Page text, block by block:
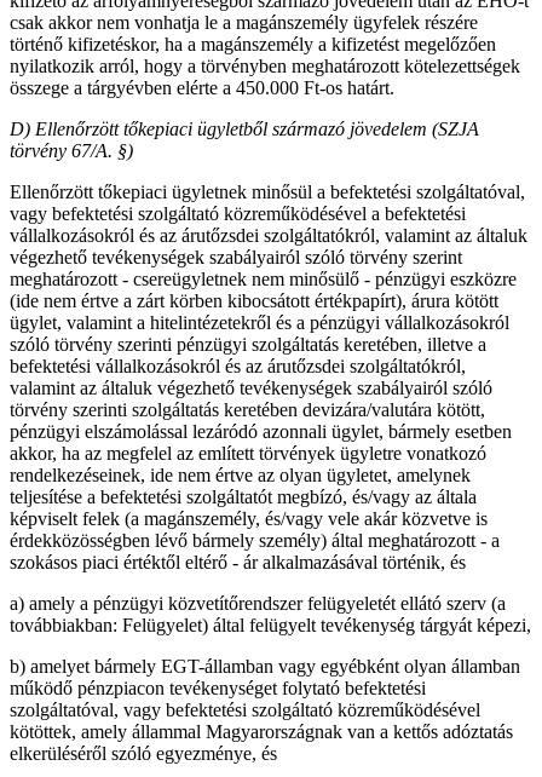
csak akkor nem vonhatja le a magánszemély ügyfelek részére
történő kifizetéskor, ha a magánszemély a kifizetést megelőzően
nyilatkozik arról, hogy a törvényben meghatározott kötelezettségek
összege a tárgyévben elérte a 450.000 Ft-os határt.
D) Ellenőrzött tőkepiaci ügyletből származó jövedelem (SZJA
törvény 67/A. §)
Ellenőrzött tőkepiaci ügyletnek minősül a befektetési szolgáltatóval,
vagy befektetési szolgáltató közreműködésével a befektetési
vállalkozásokról és az árutőzsdei szolgáltatókról, valamint az általuk
végezhető tevékenységek szabályairól szóló törvény szerint
meghatározott - csereügyletnek nem minősülő - pénzügyi eszközre
(ide nem értve a zárt körben kibocsátott értékpapírt), árura kötött
ügylet, valamint a hitelintézetekről és a pénzügyi vállalkozásokról
szóló törvény szerinti pénzügyi szolgáltatás keretében, illetve a
befektetési vállalkozásokról és az árutőzsdei szolgáltatókról,
valamint az általuk végezhető tevékenységek szabályairól szóló
törvény szerinti szolgáltatás keretében devizára/valutára kötött,
pénzügyi elszámolással lezáródó azonnali ügylet, bármely esetben
akkor, ha az megfelel az említett törvények ügyletre vonatkozó
rendelkezéseinek, ide nem értve az olyan ügyletet, amelynek
teljesítése a befektetési szolgáltatót megbízó, és/vagy az általa
képviselt felek (a magánszemély, és/vagy vele akár közvetve is
érdekközösségben lévő bármely személy) által meghatározott - a
szokásos piaci értéktől eltérő - ár alkalmazásával történik, és
a) amely a pénzügyi közvetítőrendszer felügyeletét ellátó szerv (a
továbbiakban: Felügyelet) által felügyelt tevékenység tárgyát képezi,
b) amelyet bármely EGT-államban vagy egyébként olyan államban
működő pénzpiacon tevékenységet folytató befektetési
szolgáltatóval, vagy befektetési szolgáltató közreműködésével
kötöttek, amely állammal Magyarországnak van a kettős adóztatás
elkerüléséről szóló egyezménye, és